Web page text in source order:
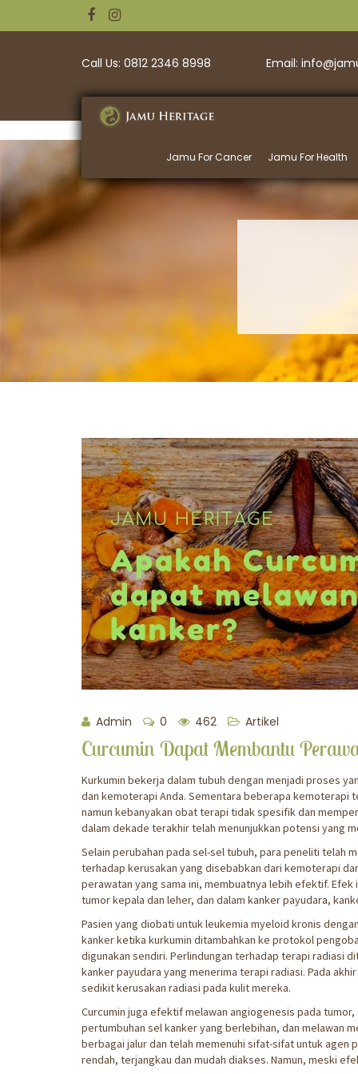
Call Us: 0812 2346 8998 Email:
Jamu For Cancer Jamu For Health
Admin 0 462 Artikel
Curcumin Dapat Membantu
Kurkumin bekerja dalam tubuh dengan menjadi proses
dan kemoterapi Anda. Sementara beberapa
namun kebanyakan obat terapi tidak spesifik dan
dalam dekade terakhir telah menunjukkan potensi yang
Selain perubahan pada sel-sel tubuh, para peneliti telah
terhadap kerusakan yang disebabkan dari kemoterapi
perawatan yang sama ini, membuatnya lebih efektif.
tumor kepala dan leher, dan dalam kanker payudara,
Pasien yang diobati untuk leukemia myeloid kronis
kanker ketika kurkumin ditambahkan ke protokol
digunakan sendiri. Perlindungan terhadap terapi radiasi
kanker payudara yang menerima terapi radiasi. Pada
sedikit kerusakan radiasi pada kulit mereka.
Curcumin juga efektif melawan angiogenesis pada
pertumbuhan sel kanker yang berlebihan, dan melawan
berbagai jalur dan telah memenuhi sifat-sifat untuk agen
rendah, terjangkau dan mudah diakses. Namun, meski